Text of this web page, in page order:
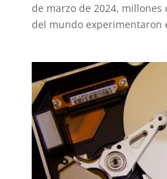
de marzo de 2024,
del mundo experimentaron